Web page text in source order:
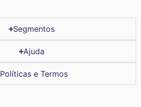
Segmentos
Ajuda
Políticas e Termos